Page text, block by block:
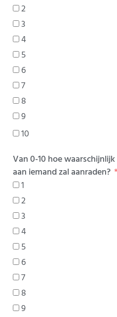
2
3
4
5
6
7
8
9
10
Van 0-10 hoe
aan iemand zal aanraden?
1
2
3
4
5
6
7
8
9